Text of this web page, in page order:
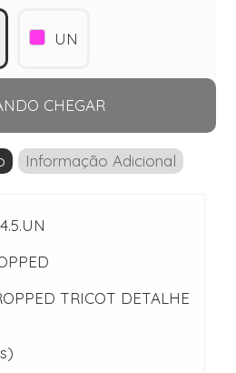
UN
CHEGAR
Informação Adicional
TRICOT DETALHE